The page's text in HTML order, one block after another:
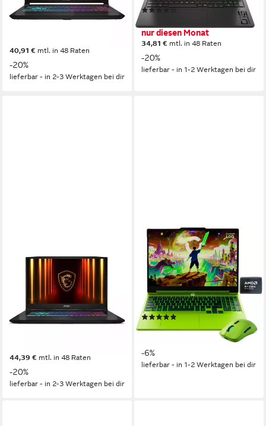
15,6 Zoll Bildschirmdiagonale
Intel® Core™ i7 Prozessor
40,91 € mtl. in 48 Raten
-20%
lieferbar - in 2-3 Werktagen bei dir
(7)
nur diesen Monat
34,81 € mtl. in 48 Raten
-20%
lieferbar - in 1-2 Werktagen bei dir
Intel Core i7 14650HX -
GeForce RTX 5070 Gaming-
Notebook
17,3 Zoll Bildschirmdiagonale
Intel® Core™ i7 Prozessor
44,39 € mtl. in 48 Raten
-20%
lieferbar - in 2-3 Werktagen bei dir
LENOVO
LOQ 15AHP11 Limited Green
Edition Gaming-Notebook
15,3 Zoll Bildschirmdiagonale
AMD Ryzen 7 Prozessor
GeForce RTX 5060 Grafikkarte
(1)
ab 1.599,00 € UVP1.699,00 €
mtl. in 48 Raten
-6%
lieferbar - in 1-2 Werktagen bei dir